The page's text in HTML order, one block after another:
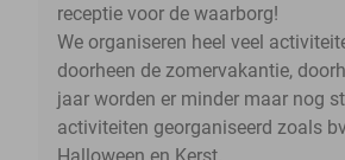
receptie voor de waarborg!
We organiseren heel veel
doorheen de zomervakantie,
jaar worden er minder maar nog
activiteiten georganiseerd zoals